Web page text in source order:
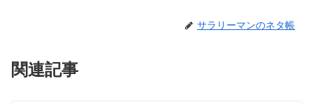
サラリーマンのネタ帳
関連記事